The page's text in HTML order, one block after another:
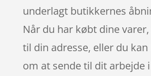
underlagt butikkernes
Når du har købt dine
til din adresse, eller du kan
om at sende til dit arbejde